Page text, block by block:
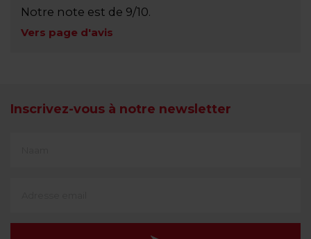
Notre note est de 9/10.
Vers page d'avis
Inscrivez-vous à notre newsletter